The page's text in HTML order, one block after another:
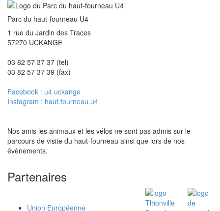
Parc du haut-fourneau U4
1 rue du Jardin des Traces
57270 UCKANGE
03 82 57 37 37 (tel)
03 82 57 37 39 (fax)
Facebook : u4.uckange
Instagram : haut.fourneau.u4
Nos amis les animaux et les vélos ne sont pas admis sur le
parcours de visite du haut-fourneau ainsi que lors de nos
évènements.
Partenaires
Union Européenne